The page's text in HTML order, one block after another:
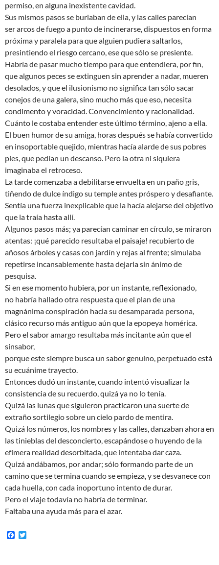
permiso, en alguna inexistente cavidad.
Sus mismos pasos se burlaban de ella, y las calles parecían
ser arcos de fuego a punto de incinerarse, dispuestos en forma
próxima y paralela para que alguien pudiera saltarlos,
presintiendo el riesgo cercano, ese que sólo se presiente.
Habría de pasar mucho tiempo para que entendiera, por fin,
que algunos peces se extinguen sin aprender a nadar, mueren
desolados, y que el ilusionismo no significa tan sólo sacar
conejos de una galera, sino mucho más que eso, necesita
condimento y voracidad. Convencimiento y racionalidad.
Cuánto le costaba entender este último término, ajeno a ella.
El buen humor de su amiga, horas después se había convertido
en insoportable quejido, mientras hacía alarde de sus pobres
pies, que pedían un descanso. Pero la otra ni siquiera
imaginaba el retroceso.
La tarde comenzaba a debilitarse envuelta en un paño gris,
tiñendo de dulce índigo su temple antes próspero y desafiante.
Sentía una fuerza inexplicable que la hacía alejarse del objetivo
que la traía hasta allí.
Algunos pasos más; ya parecían caminar en círculo, se miraron
atentas: ¡qué parecido resultaba el paisaje! recubierto de
añosos árboles y casas con jardín y rejas al frente; simulaba
repetirse incansablemente hasta dejarla sin ánimo de
pesquisa.
Si en ese momento hubiera, por un instante, reflexionado,
no habría hallado otra respuesta que el plan de una
magnánima conspiración hacia su desamparada persona,
clásico recurso más antiguo aún que la epopeya homérica.
Pero el sabor amargo resultaba más incitante aún que el
sinsabor,
porque este siempre busca un sabor genuino, perpetuado está
su ecuánime trayecto.
Entonces dudó un instante, cuando intentó visualizar la
consistencia de su recuerdo, quizá ya no lo tenía.
Quizá las lunas que siguieron practicaron una suerte de
extraño sortilegio sobre un cielo pardo de mentira.
Quizá los números, los nombres y las calles, danzaban ahora en
las tinieblas del desconcierto, escapándose o huyendo de la
efímera realidad desorbitada, que intentaba dar caza.
Quizá andábamos, por andar; sólo formando parte de un
camino que se termina cuando se empieza, y se desvanece con
cada huella, con cada inoportuno intento de durar.
Pero el viaje todavía no habría de terminar.
Faltaba una ayuda más para el azar.
F